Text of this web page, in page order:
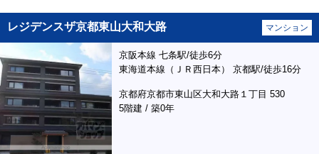
レジデンスザ京都東山大和大路 マンション
京阪本線 七条駅/徒歩6分
東海道本線（ＪＲ西日本） 京都駅/徒歩16分
京都府京都市東山区大和大路１丁目 530
5階建 / 築0年